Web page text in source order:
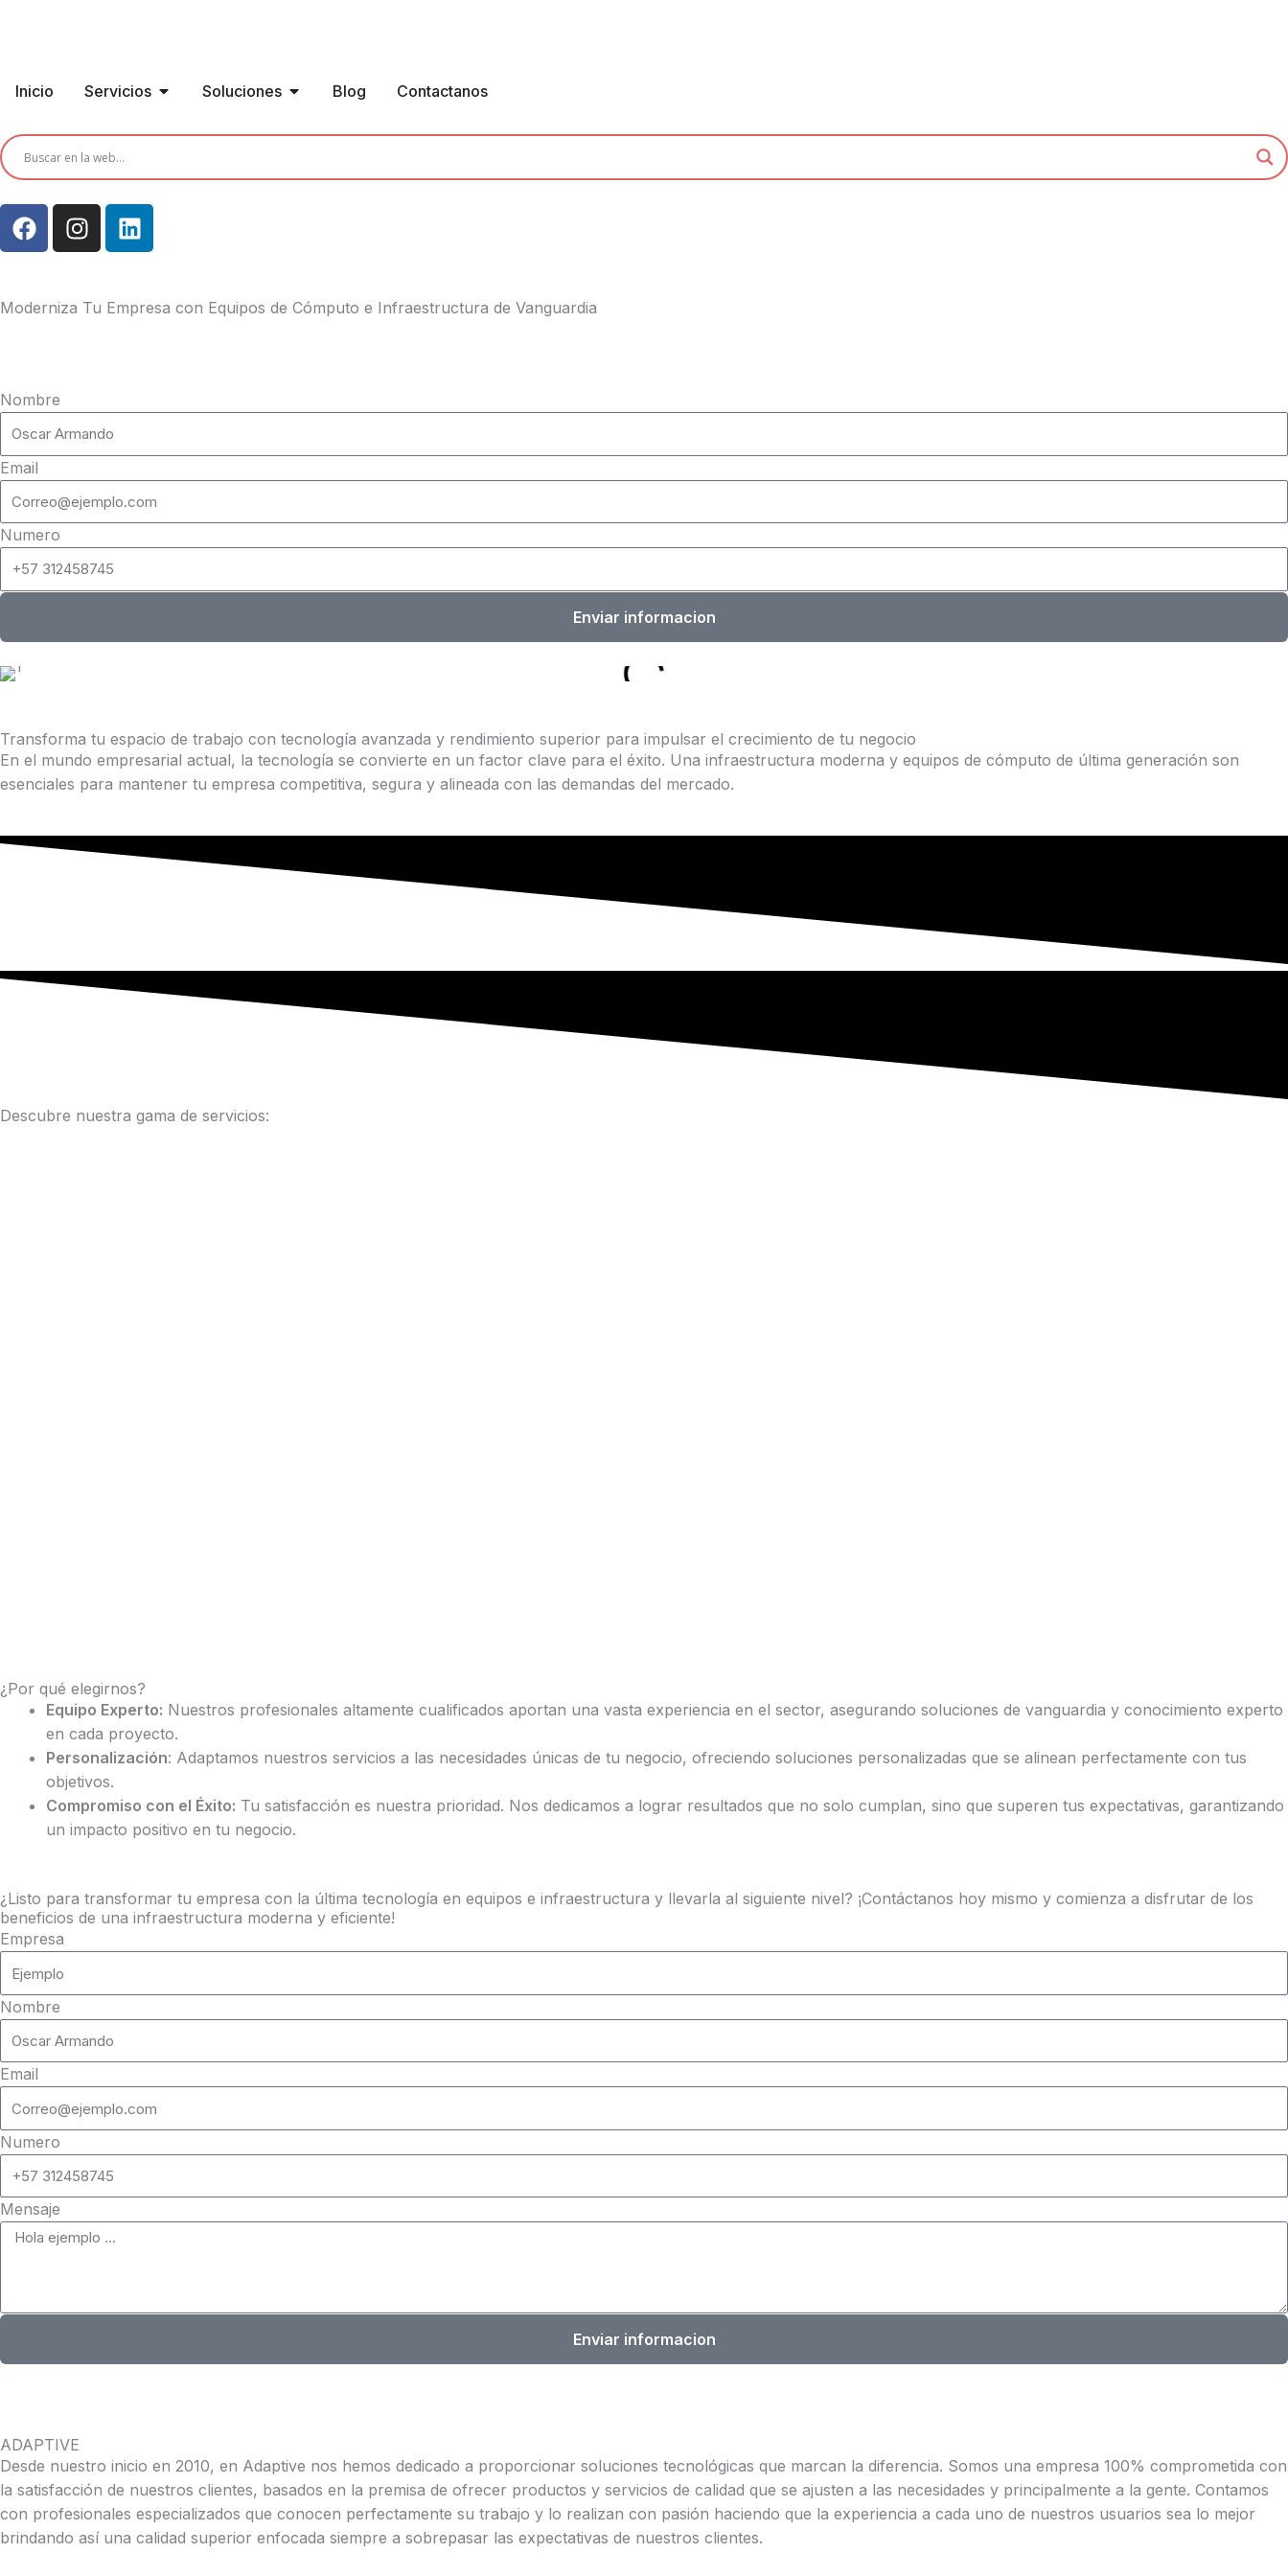
Inicio
Servicios Open Servicios
Soluciones Open Soluciones
Blog Contactanos
F
a
b
I
n
a
m
L
i
e
Moderniza Tu Empresa con Equipos de Cómputo e Infraestructura de Vanguardia
Nombre
Email
Numero
Enviar informacion
Transforma tu espacio de trabajo con tecnología avanzada y rendimiento superior para impulsar el crecimiento de tu negocio
En el mundo empresarial actual, la tecnología se convierte en un factor clave para el éxito. Una infraestructura moderna y equipos de cómputo de última generación son
esenciales para mantener tu empresa competitiva, segura y alineada con las demandas del mercado.
Descubre nuestra gama de servicios:
¿Por qué elegirnos?
Equipo Experto: Nuestros profesionales altamente cualificados aportan una vasta experiencia en el sector, asegurando soluciones de vanguardia y conocimiento experto
en cada proyecto.
Personalización: Adaptamos nuestros servicios a las necesidades únicas de tu negocio, ofreciendo soluciones personalizadas que se alinean perfectamente con tus
objetivos.
Compromiso con el Éxito: Tu satisfacción es nuestra prioridad. Nos dedicamos a lograr resultados que no solo cumplan, sino que superen tus expectativas, garantizando
un impacto positivo en tu negocio.
¿Listo para transformar tu empresa con la última tecnología en equipos e infraestructura y llevarla al siguiente nivel? ¡Contáctanos hoy mismo y comienza a disfrutar de los
beneficios de una infraestructura moderna y eficiente!
Empresa
Nombre
Email
Numero
Mensaje
Enviar informacion
ADAPTIVE
Desde nuestro inicio en 2010, en Adaptive nos hemos dedicado a proporcionar soluciones tecnológicas que marcan la diferencia. Somos una empresa 100% comprometida con
la satisfacción de nuestros clientes, basados en la premisa de ofrecer productos y servicios de calidad que se ajusten a las necesidades y principalmente a la gente. Contamos
con profesionales especializados que conocen perfectamente su trabajo y lo realizan con pasión haciendo que la experiencia a cada uno de nuestros usuarios sea lo mejor
brindando así una calidad superior enfocada siempre a sobrepasar las expectativas de nuestros clientes.